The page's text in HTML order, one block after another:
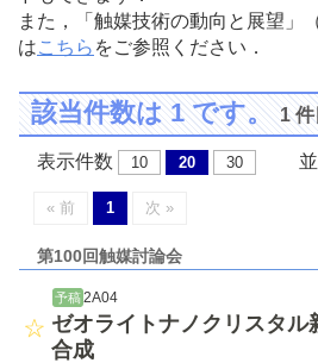
また，「触媒技術の動向と展望」
はこちら をご参照ください．
該当件数は 1 です。1
表示件数 10 20 30 並
« 前 1 次 »
第100回触媒討論会
予稿 2A04
ゼオライトナノクリスタ
合成